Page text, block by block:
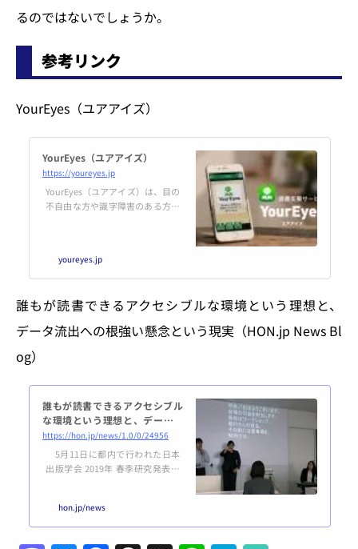
るのではないでしょうか。
参考リンク
YourEyes（ユアアイズ）
YourEyes（ユアアイズ）
https://youreyes.jp
YourEyes（ユアアイズ）は、目の
不自由な方や識字障害のある方の
youreyes.jp
誰もが読書できるアクセシブルな環境という理想と、
データ流出への根強い懸念という現実（HON.jp News Bl
og）
誰もが読書できるアクセシブル
な環境という理想と、データ流
出への根強い懸念という現実
https://hon.jp/news/1.0/0/24956
5月11日に都内で行われた日本
出版学会 2019年 春季研究発表会
トデータ提供の実践から」を聴講
した。先駆的で興味深い取り組み
hon.jp/news